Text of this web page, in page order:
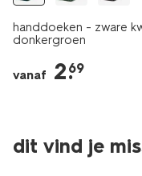
handdoeken - zware
donkergroen
vanaf 2.
69
dit vind je
nieuw